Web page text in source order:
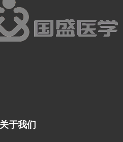
关于我们